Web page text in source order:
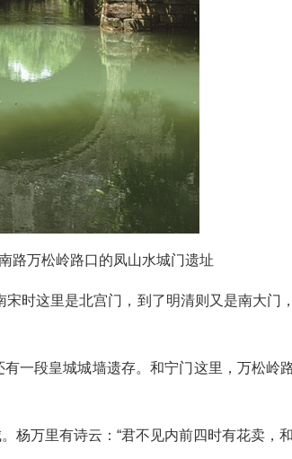
万松岭路口的凤山水城门遗址
时这里是北宫门，到了明清则又是南大门
一段皇城城墙遗存。和宁门这里，万松岭
杨万里有诗云：“君不见内前四时有花卖，